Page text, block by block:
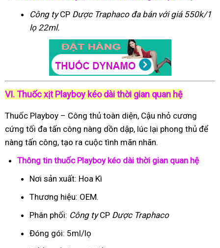
Công tyCP Dược Traphacođa bán với giá 550k/1
lọ 22ml.
VI. Thuốc xịt Playboy kéo dài thời gian quan hệ
Thuốc Playboy – Công thủ toàn diện, Cậu nhỏ cương
cứng tối đa tấn công nàng dồn dập, lúc lại phong thủ để
nàng tấn công, tạo ra cuộc tình mãn nhãn.
Thông tin thuốc Playboy kéo dài thời gian quan hệ
Nơi sản xuất: Hoa Kì
Thương hiệu: OEM.
Phân phối: Công tyCP Dược Traphaco
Đóng gói: 5ml/lọ